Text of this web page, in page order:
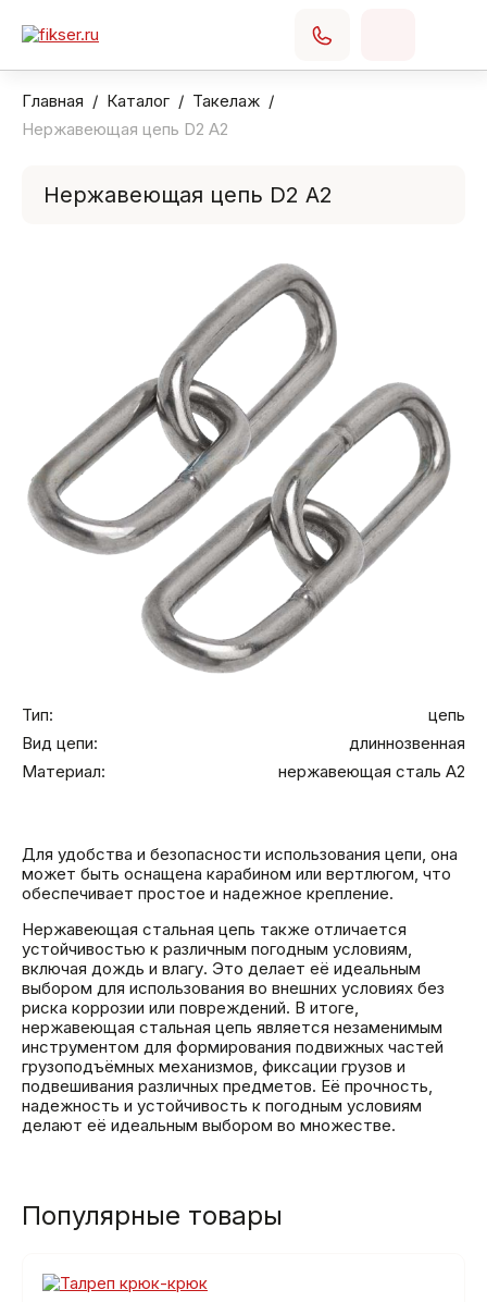
Главная Каталог
Такелаж
Нержавеющая цепь D2 A2
Нержавеющая цепь D2 A2
Тип:
цепь
Вид цепи:
длиннозвенная
Материал:
нержавеющая сталь А2
Для удобства и безопасности использования цепи, она
может быть оснащена карабином или вертлюгом, что
обеспечивает простое и надежное крепление.
Нержавеющая стальная цепь также отличается
устойчивостью к различным погодным условиям,
включая дождь и влагу. Это делает её идеальным
выбором для использования во внешних условиях без
риска коррозии или повреждений. В итоге,
нержавеющая стальная цепь является незаменимым
инструментом для формирования подвижных частей
грузоподъёмных механизмов, фиксации грузов и
подвешивания различных предметов. Её прочность,
надежность и устойчивость к погодным условиям
делают её идеальным выбором во множестве.
Популярные товары